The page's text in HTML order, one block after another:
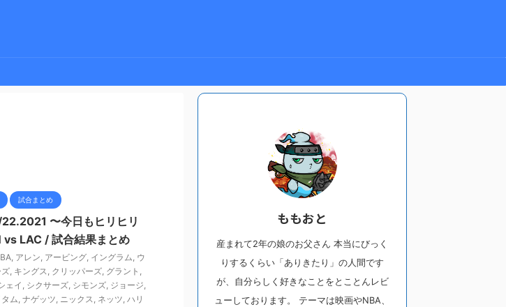
試合まとめ
22.2021 〜今日もヒリヒリ
vs LAC / 試合結果まとめ
, アレン, アービング, イングラム, ウ
, キングス, クリッパーズ, グラント ,
ェイ , シクサーズ, シモンズ, ジョージ,
ム, ナゲッツ, ニックス, ネッツ, ハリ
ももおと
産まれて2年の娘のお父さん 本当にびっく
りするくらい「ありきたり」の人間です
が、自分らしく好きなことをとことんレビ
ューしております。 テーマは映画やNBA、